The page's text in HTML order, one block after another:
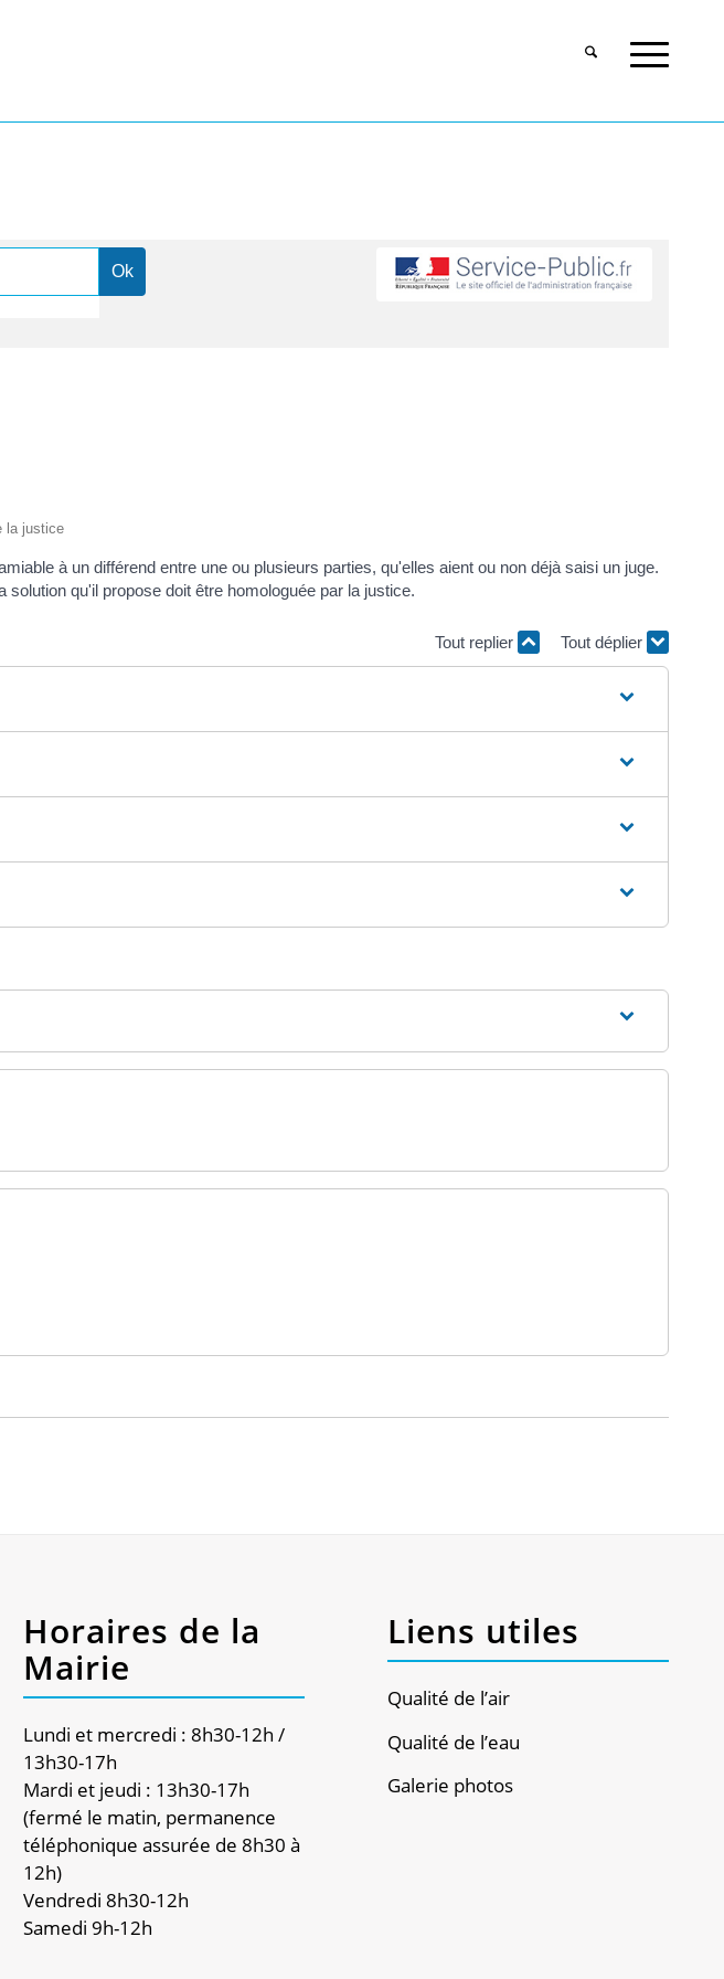
la justice
à un différend entre une ou plusieurs parties, qu'elles aient ou non déjà saisi un juge.
qu'il propose doit être homologuée par la justice.
Tout replier Tout déplier
Horaires de la
Mairie
Lundi et mercredi : 8h30-12h /
13h30-17h
Mardi et jeudi : 13h30-17h
(fermé le matin, permanence
téléphonique assurée de 8h30 à
12h)
Vendredi 8h30-12h
Samedi 9h-12h
Liens utiles
Qualité de l’air
Qualité de l’eau
Galerie photos